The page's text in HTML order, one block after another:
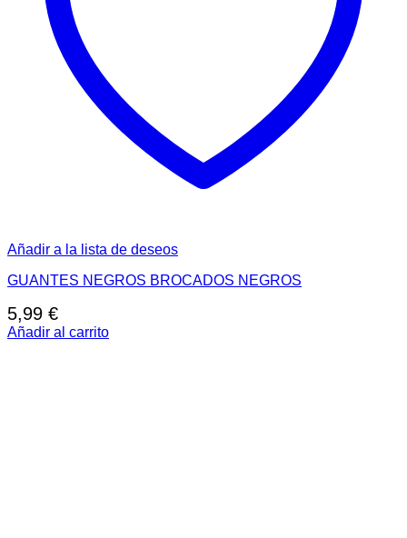
Añadir a la lista de deseos
GUANTES NEGROS BROCADOS NEGROS
5,99 €
Añadir al carrito